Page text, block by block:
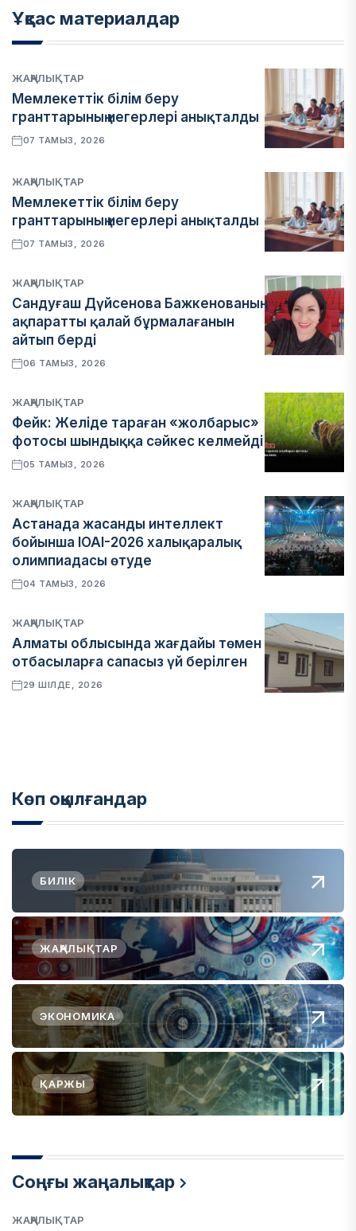
Ұқсас материалдар
ЖАҢАЛЫҚТАР
Мемлекеттік білім беру
гранттарының иегерлері анықталды
07 ТАМЫЗ, 2026
ЖАҢАЛЫҚТАР
Мемлекеттік білім беру
гранттарының иегерлері анықталды
07 ТАМЫЗ, 2026
ЖАҢАЛЫҚТАР
Сандуғаш Дүйсенова Бажкенованың
ақпаратты қалай бұрмалағанын
айтып берді
06 ТАМЫЗ, 2026
ЖАҢАЛЫҚТАР
Фейк: Желіде тараған «жолбарыс»
фотосы шындыққа сәйкес келмейді
05 ТАМЫЗ, 2026
ЖАҢАЛЫҚТАР
Астанада жасанды интеллект
бойынша IOAI-2026 халықаралық
олимпиадасы өтуде
04 ТАМЫЗ, 2026
ЖАҢАЛЫҚТАР
Алматы облысында жағдайы төмен
отбасыларға сапасыз үй берілген
29 ШІЛДЕ, 2026
Көп оқылғандар
БИЛІК
ЖАҢАЛЫҚТАР
ЭКОНОМИКА
ҚАРЖЫ
Соңғы жаңалықтар
ЖАҢАЛЫҚТАР